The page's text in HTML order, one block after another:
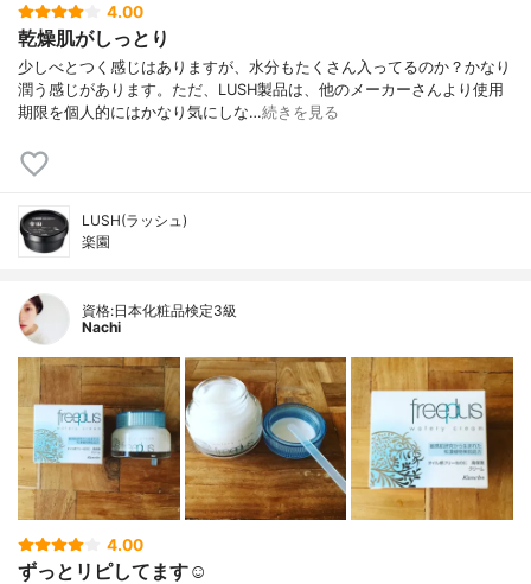
4.00
乾燥肌がしっとり
少しべとつく感じはありますが、水分もたくさん入ってるのか？かなり
潤う感じがあります。ただ、LUSH製品は、他のメーカーさんより使用
期限を個人的にはかなり気にしな…続きを見る
LUSH(ラッシュ)
楽園
資格:日本化粧品検定3級
Nachi
4.00
ずっとリピしてます☺︎